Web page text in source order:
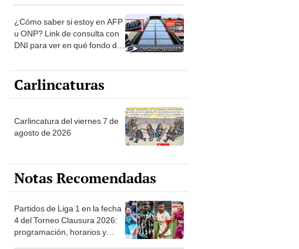
¿Cómo saber si estoy en AFP
u ONP? Link de consulta con
DNI para ver en qué fondo de
Carlincaturas
Carlincatura del viernes 7 de
agosto de 2026
Notas Recomendadas
Partidos de Liga 1 en la fecha
4 del Torneo Clausura 2026:
programación, horarios y